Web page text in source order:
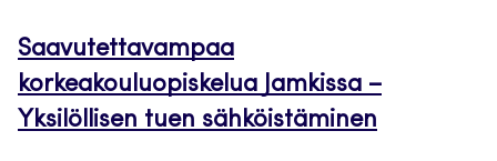
Saavutettavampaa
korkeakouluopiskelua Jamkissa –
Yksilöllisen tuen sähköistäminen